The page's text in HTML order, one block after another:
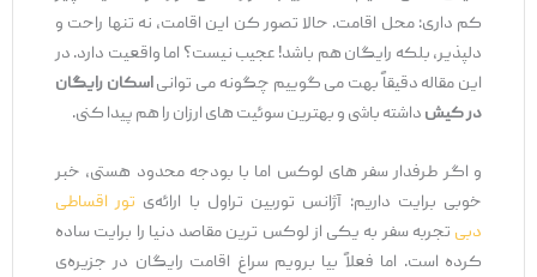
کم داری: محل اقامت. حالا تصور کن این اقامت، نه تنها راحت و
دلپذیر، بلکه رایگان هم باشد! عجیب نیست؟ اما واقعیت دارد. در
این مقاله دقیقاً بهت می ‌گوییم چگونه می ‌توانیاسکان رایگان
در کیشداشته باشی و بهترین سوئیت‌ های ارزان را هم پیدا کنی.
و اگر طرفدار سفر های لوکس اما با بودجه محدود هستی، خبر
خوبی برایت داریم: آژانس توربین تراول با ارائه‌یتور اقساطی
دبیتجربه سفر به یکی از لوکس ‌ترین مقاصد دنیا را برایت ساده
کرده است. اما فعلاً بیا برویم سراغ اقامت رایگان در جزیره‌ی